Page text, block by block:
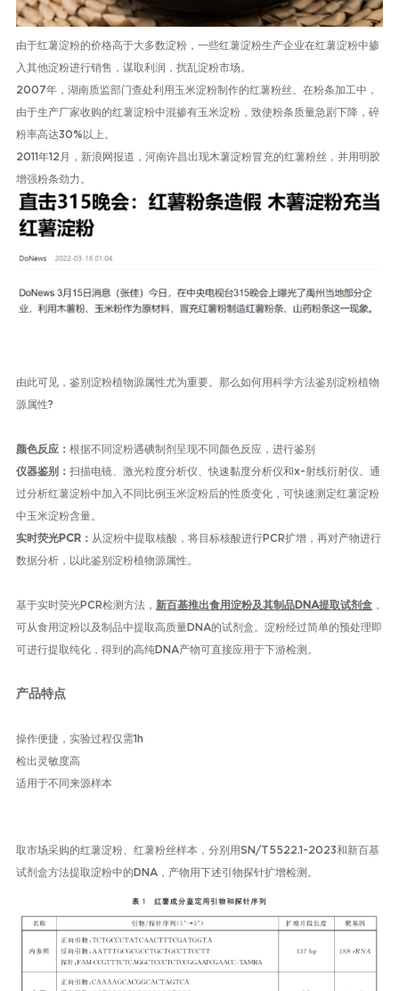
由于红薯淀粉的价格高于大多数淀粉，一些红薯淀粉生产企业在红薯淀粉中掺
入 其他淀粉进行销售，谋取利润 ，扰乱淀粉市场。
2007年，湖南质监部门查处利用玉米淀粉制作的红薯粉丝。在粉条加工中，
由于生产厂家收购的红薯淀粉中混掺有玉米淀粉，致使粉条质量急剧下降，碎
粉率高达30%以上 。
2011年12 月，新浪网报道，河南许昌出现木薯淀粉冒充的红薯粉丝，并用明胶
增强粉条劲力。
由此可见，鉴别淀粉植物源属性尤为重要。那么如何用科学方法鉴别淀粉植物
源属性?
颜色反应： 根据不同淀粉遇碘制剂呈现不同颜色反应，进行鉴别
仪器鉴别： 扫描电镜、激光粒度分析仪、快速黏度分析仪和x-射线衍射仪。通
过分析红薯淀粉中加入不同比例玉米淀粉后的性质变化，可快速测定红薯淀粉
中玉米淀粉含量。
实时荧光PCR： 从淀粉中提取核酸，将目标核酸进行PCR扩增，再对产物进行
数据分析，以此鉴别淀粉植物源属性。
基于实时荧光PCR检测方法， 新百基推出食用淀粉及其制品DNA提取试剂盒，
可从食用淀粉以及制品中提取高质量DNA的试剂盒。淀粉经过简单的预处理即
可进行提取纯化，得到的高纯DNA产物可直接应用于下游检测。
产品特点
操作便捷，实验过程仅需1h
检出灵敏度高
适用于不同来源样本
取市场采购的红薯淀粉、红薯粉丝样本，分别用SN/T5522.1-2023和新百基
试剂盒方法提取淀粉中的 DNA，产物用下述引物探针扩增检测。